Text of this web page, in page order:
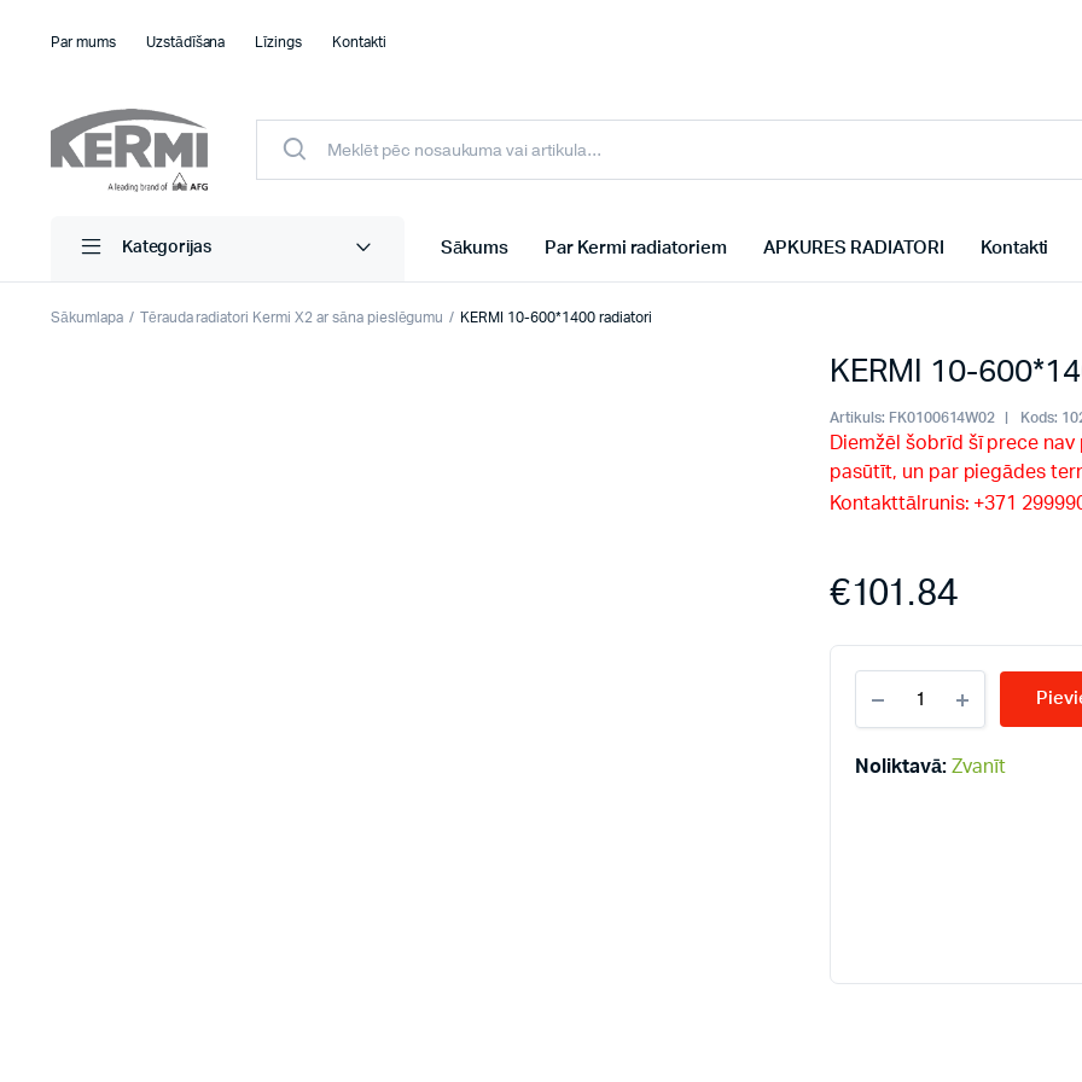
Par mums Uzstādīšana Līzings Kontakti
Kategorijas Sākums Par Kermi radiatoriem APKURES RADIATORI Kontakti
Sākumlapa Tērauda radiatori Kermi X2 ar sāna pieslēgumu KERMI 10-600*1400 radiatori
KERMI 10-
Artikuls: FK0100614W02 Kods:
Diemžēl šobrīd šī prece
pasūtīt, un par piegādes
Kontakttālrunis: +371
€101.84
600*1400
quantity
Noliktavā: Zvanīt